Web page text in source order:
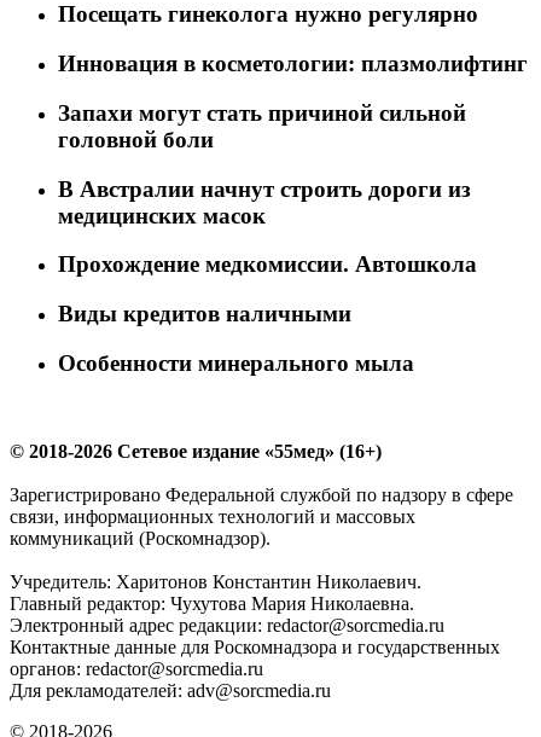
Посещать гинеколога нужно регулярно
Инновация в косметологии: плазмолифтинг
Запахи могут стать причиной сильной
головной боли
В Австралии начнут строить дороги из
медицинских масок
Прохождение медкомиссии. Автошкола
Виды кредитов наличными
Особенности минерального мыла
© 2018-2026 Сетевое издание «55мед» (16+)
Зарегистрировано Федеральной службой по надзору в сфере
связи, информационных технологий и массовых
коммуникаций (Роскомнадзор).
Учредитель: Харитонов Константин Николаевич.
Главный редактор: Чухутова Мария Николаевна.
Электронный адрес редакции: redactor@sorcmedia.ru
Контактные данные для Роскомнадзора и государственных
органов: redactor@sorcmedia.ru
Для рекламодателей: adv@sorcmedia.ru
© 2018-2026